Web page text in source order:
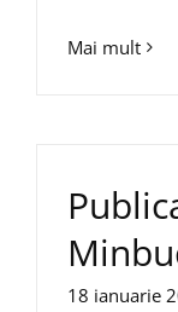
Mai mult
18 ianuarie